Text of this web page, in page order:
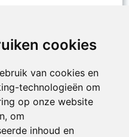
cookies
van cookies en
technologieën om
op onze website
om
inhoud en